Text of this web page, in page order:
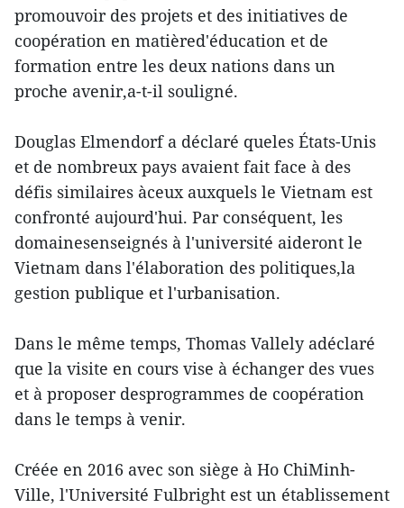
promouvoir des projets et des initiatives de
coopération en matièred'éducation et de
formation entre les deux nations dans un
proche avenir,a-t-il souligné.
Douglas Elmendorf a déclaré queles États-Unis
et de nombreux pays avaient fait face à des
défis similaires àceux auxquels le Vietnam est
confronté aujourd'hui. Par conséquent, les
domainesenseignés à l'université aideront le
Vietnam dans l'élaboration des politiques,la
gestion publique et l'urbanisation.
Dans le même temps, Thomas Vallely adéclaré
que la visite en cours vise à échanger des vues
et à proposer desprogrammes de coopération
dans le temps à venir.
Créée en 2016 avec son siège à Ho ChiMinh-
Ville, l'Université Fulbright est un établissement